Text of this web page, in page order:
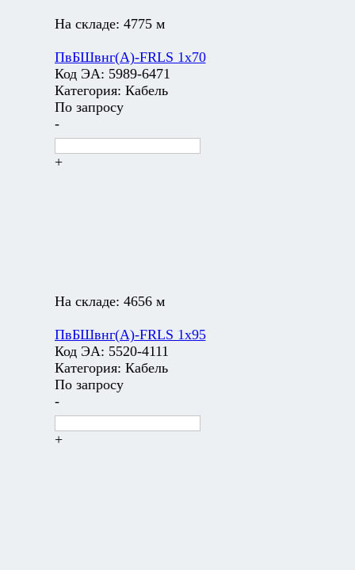
На складе: 4775 м
ПвБШвнг(А)-FRLS 1х70
Код ЭА: 5989-6471
Категория: Кабель
По запросу
-
+
На складе: 4656 м
ПвБШвнг(А)-FRLS 1х95
Код ЭА: 5520-4111
Категория: Кабель
По запросу
-
+